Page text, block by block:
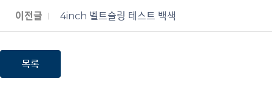
이전글 4inch 벨트슬링 테스트 백색